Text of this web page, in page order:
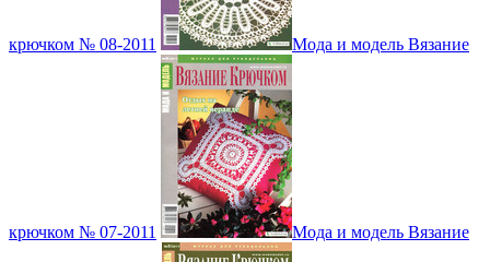
крючком № 08-2011 Мода и модель Вязание
крючком № 07-2011 Мода и модель Вязание